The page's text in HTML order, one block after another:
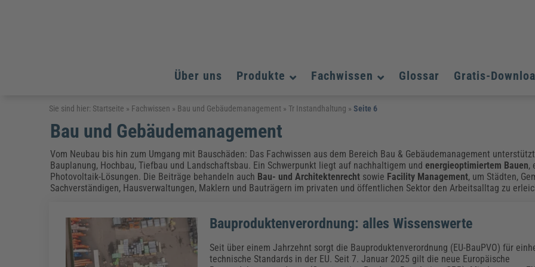
Über uns Produkte
Arbeitsschutz
Fachpublikationen & Arbeitshilfen
Arbeitssicherheit & Gesundheitsschutz Aushangpflichtige Gesetze & Vorschriften
Brandschutz
Chemikalen & Gefahrstoffe
Arbeitsschutz & Brandschutz Gefahrstoffe & REACH
Assistenz und Office-Management
Weiterbildungen (AKADEMIE HERKERT)
Assistenz & Office-Management
Baurecht & Architektenrecht Bauausführung
Energieoptimiertes & klimaneutrales Bauen
Immobilienwirtschaft
Bau, Immobilien & Gebäudemanagement
Bildung und Erziehung
Fachpublikationen & Arbeitshilfen
Datenschutz und IT-Sicherheit
Fachpublikationen & Arbeitshilfen
Datenschutz & IT-Sicherheit
Elektrosicherheit & Elektrotechnik
Energie und Umwelt
Fachpublikationen & Arbeitshilfen
Weiterbildungen (AKADEMIE HERKERT)
Führung und Management
Fachpublikationen & Arbeitshilfen
Weiterbildungen (AKADEMIE HERKERT)
Fachwissen
Arbeitsschutz Assistenz und Office-Management
Bildung und Erziehung
Energie und Umwelt
Führung und Management
Kommunales
Künstliche Intelligenz
Glossar Gratis-
Arbeitsschutz Assistenz und Office-Management
Bildung und Erziehung
Energie und Umwelt
Führung und Management
Kommunales
Künstliche Intelligenz
Sie sind hier: Startseite » Fachwissen » Bau und Gebäudemanagement »Tr Instandhaltung »Seite 6
Bau und Gebäudemanagement
Vom Neubau bis hin zum Umgang mit Bauschäden: Das Fachwissen aus dem Bereich Bau & Gebäudemanagement
Bauplanung, Hochbau, Tiefbau und Landschaftsbau. Ein Schwerpunkt liegt auf nachhaltigem undenergieoptimiertem Bauen,
Photovoltaik-Lösungen. Die Beiträge behandeln auch Bau- und Architektenrecht sowie Facility Management, um Städten,
Sachverständigen, Hausverwaltungen, Maklern und Bauträgern im privaten und öffentlichen Sektor den Arbeitsalltag zu
Bauproduktenverordnung: alles Wissenswerte
Seit über einem Jahrzehnt sorgt die Bauproduktenverordnung (EU-BauPVO) für
technische Standards in der EU. Seit 7. Januar 2025 gilt die neue Europäische